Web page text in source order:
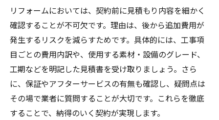
リフォームにおいては、契約前に見積もり内容を細かく
確認することが不可欠です。理由は、後から追加費用が
発生するリスクを減らすためです。具体的には、工事項
目ごとの費用内訳や、使用する素材・設備のグレード、
工期などを明記した見積書を受け取りましょう。さら
に、保証やアフターサービスの有無も確認し、疑問点は
その場で業者に質問することが大切です。これらを徹底
することで、納得のいく契約が実現します。